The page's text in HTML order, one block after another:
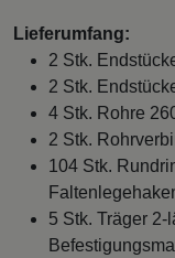
Lieferumfang:
2 Stk.
2 Stk.
4 Stk. Rohre
2 Stk.
104 Stk.
5 Stk. Träger